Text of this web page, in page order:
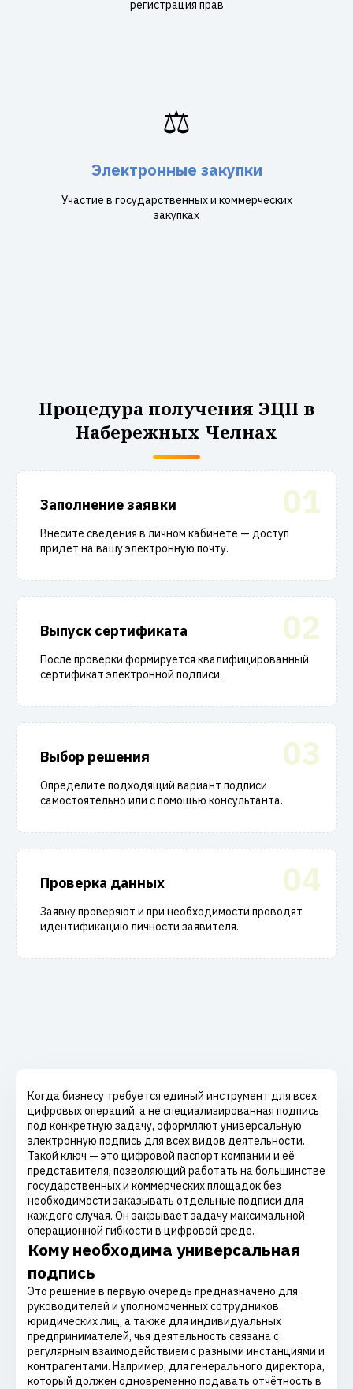
регистрация прав
⚖️
Электронные закупки
Участие в государственных и коммерческих
закупках
Процедура получения ЭЦП в
Набережных Челнах
01
Заполнение заявки
Внесите сведения в личном кабинете — доступ
придёт на вашу электронную почту.
02
Выпуск сертификата
После проверки формируется квалифицированный
сертификат электронной подписи.
03
Выбор решения
Определите подходящий вариант подписи
самостоятельно или с помощью консультанта.
04
Проверка данных
Заявку проверяют и при необходимости проводят
идентификацию личности заявителя.
Когда бизнесу требуется единый инструмент для всех
цифровых операций, а не специализированная подпись
под конкретную задачу, оформляют универсальную
электронную подпись для всех видов деятельности.
Такой ключ — это цифровой паспорт компании и её
представителя, позволяющий работать на большинстве
государственных и коммерческих площадок без
необходимости заказывать отдельные подписи для
каждого случая. Он закрывает задачу максимальной
операционной гибкости в цифровой среде.
Кому необходима универсальная
подпись
Это решение в первую очередь предназначено для
руководителей и уполномоченных сотрудников
юридических лиц, а также для индивидуальных
предпринимателей, чья деятельность связана с
регулярным взаимодействием с разными инстанциями и
контрагентами. Например, для генерального директора,
который должен одновременно подавать отчётность в